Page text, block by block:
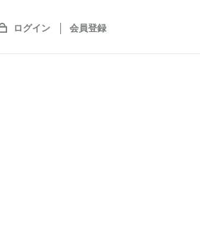
ログイン 会員登録